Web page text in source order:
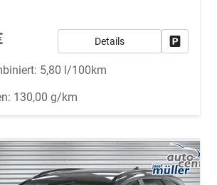
Details
5,80 l/100km
130,00 g/km